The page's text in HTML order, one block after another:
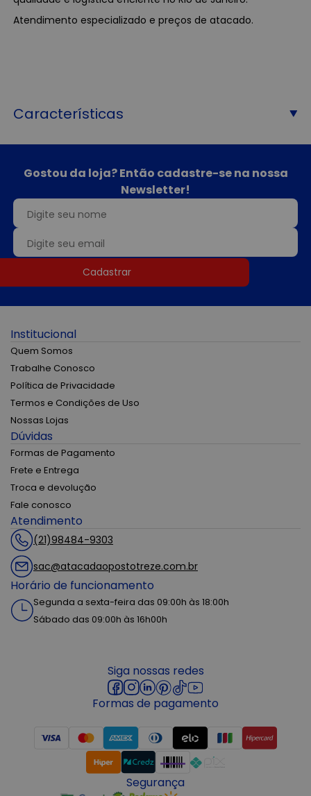
Atendimento especializado e preços de atacado.
Características
Gostou da loja? Então cadastre-se na nossa
Newsletter!
Cadastrar
Institucional
Quem Somos
Trabalhe Conosco
Política de Privacidade
Termos e Condições de Uso
Nossas Lojas
Dúvidas
Formas de Pagamento
Frete e Entrega
Troca e devolução
Fale conosco
Atendimento
(21)98484-9303
sac@atacadaopostotreze.com.br
Horário de funcionamento
Segunda a sexta-feira das 09:00h às 18:00h
Sábado das 09:00h às 16h00h
Siga nossas redes
Formas de pagamento
Segurança